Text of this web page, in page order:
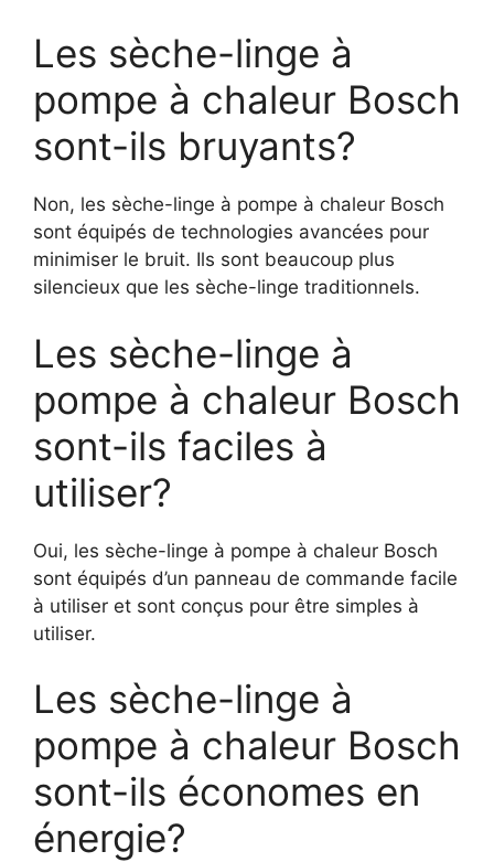
Les sèche-linge à
pompe à chaleur Bosch
sont-ils bruyants?
Non, les sèche-linge à pompe à chaleur Bosch
sont équipés de technologies avancées pour
minimiser le bruit. Ils sont beaucoup plus
silencieux que les sèche-linge traditionnels.
Les sèche-linge à
pompe à chaleur Bosch
sont-ils faciles à
utiliser?
Oui, les sèche-linge à pompe à chaleur Bosch
sont équipés d’un panneau de commande facile
à utiliser et sont conçus pour être simples à
utiliser.
Les sèche-linge à
pompe à chaleur Bosch
sont-ils économes en
énergie?